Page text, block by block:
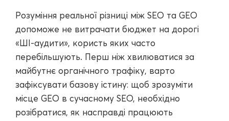
Розуміння реальної різниці між SEO та GEO
допоможе не витрачати бюджет на дорогі
«ШІ-аудити», користь яких часто
перебільшують. Перш ніж хвилюватися за
майбутнє органічного трафіку, варто
зафіксувати базову істину: щоб зрозуміти
місце GEO в сучасному SEO, необхідно
розібратися, як насправді працюють